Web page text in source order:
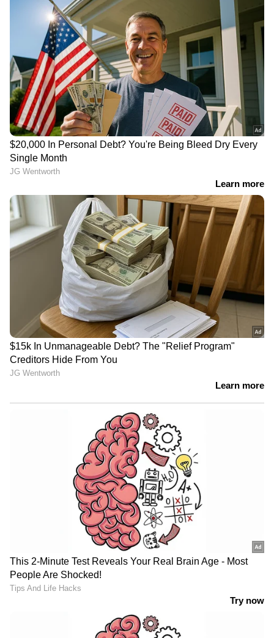
മൂന്ന്...
കറുവപ്പട്ട ആണ് അടുത്തതായി ഈ പട്ടികയില്‍
ഉള്‍പ്പെടുന്നത്. ആന്റി ഓക്സിഡന്‍റുകള്‍
ധാരാളം അടങ്ങിയ കറുവപ്പട്ടയും ഹൃദയത്തിന്‍റെ
ആരോഗ്യത്തിന് നല്ലതാണ്.